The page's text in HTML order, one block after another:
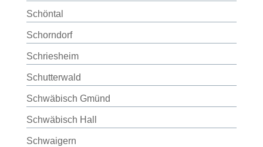
Schöntal
Schorndorf
Schriesheim
Schutterwald
Schwäbisch Gmünd
Schwäbisch Hall
Schwaigern